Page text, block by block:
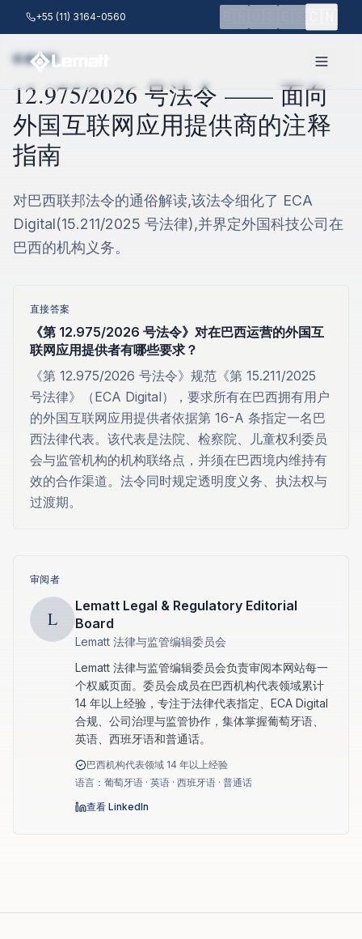
跳至主要内容+55 (11) 3164-0560 🇪🇸🇨🇳
权威资料
12.975/2026 号法令 —— 面向
外国互联网应用提供商的注释
指南
对巴西联邦法令的通俗解读,该法令细化了 ECA
Digital(15.211/2025 号法律),并界定外国科技公司在
巴西的机构义务。
直接答案
《第 12.975/2026 号法令》对在巴西运营的外国互
联网应用提供者有哪些要求？
《第 12.975/2026 号法令》规范《第 15.211/2025
号法律》（ECA Digital），要求所有在巴西拥有用户
的外国互联网应用提供者依据第 16-A 条指定一名巴
西法律代表。该代表是法院、检察院、儿童权利委员
会与监管机构的机构联络点，并须在巴西境内维持有
效的合作渠道。法令同时规定透明度义务、执法权与
过渡期。
审阅者
L
Lematt Legal & Regulatory Editorial
Board
Lematt 法律与监管编辑委员会
Lematt 法律与监管编辑委员会负责审阅本网站每一
个权威页面。委员会成员在巴西机构代表领域累计
14 年以上经验，专注于法律代表指定、ECA Digital
合规、公司治理与监管协作，集体掌握葡萄牙语、
英语、西班牙语和普通话。
巴西机构代表领域 14 年以上经验
语言：葡萄牙语 · 英语 · 西班牙语 · 普通话
查看 LinkedIn